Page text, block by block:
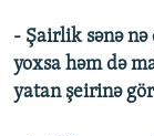
- Şairlik sənə nə
yoxsa həm də
yatan şeirinə